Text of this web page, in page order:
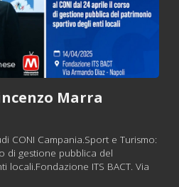
Marra
CONI Campania.Sport e Turismo:
di gestione pubblica del
locali.Fondazione ITS BACT. Via